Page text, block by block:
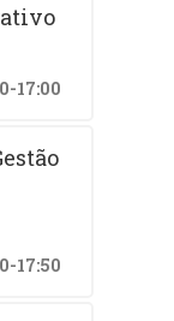
17:00
17:50